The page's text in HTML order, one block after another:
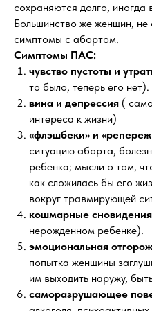
сохраняются долго, иногда
Большинство же женщин,
симптомы с абортом.
Симптомы ПАС:
чувство пустоты и
то было, теперь его нет).
вина и депрессия (
интереса к жизни)
«флэшбеки» и
ситуацию аборта,
ребенка; мысли о том,
как сложилась бы его
вокруг травмирующей
кошмарные сновидения
нерожденном ребенке).
эмоциональная
попытка женщины
им выходить наружу,
саморазрушающее